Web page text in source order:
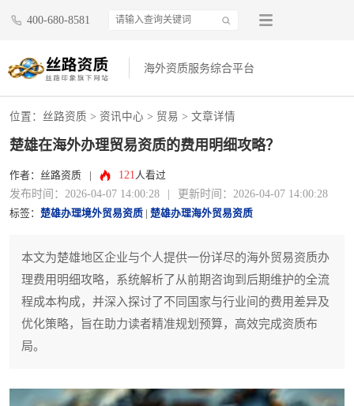
400-680-8581
海外资质服务综合平台
位置： 丝路资质 > 资讯中心 > 贸易 > 文章详情
楚雄在海外办理贸易资质的费用明细攻略？
作者：丝路资质 121人看过
发布时间：2026-04-07 14:00:28 更新时间：2026-04-07 14:00:28
标签： 楚雄办理境外贸易资质 楚雄办理海外贸易资质
本文为楚雄地区企业与个人提供一份详尽的海外贸易资质办
理费用明细攻略，系统解析了从前期咨询到后期维护的全流
程成本构成，并深入探讨了不同国家与行业间的费用差异及
优化策略，旨在助力读者精准规划预算，高效完成资质布
局。